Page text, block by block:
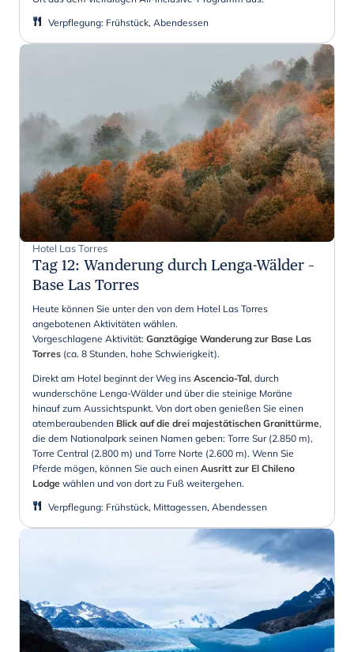
Verpflegung: Frühstück, Abendessen
Hotel Las Torres
Tag 12: Wanderung durch Lenga-Wälder –
Base Las Torres
Heute können Sie unter den von dem Hotel Las Torres
angebotenen Aktivitäten wählen.
Vorgeschlagene Aktivität: Ganztägige Wanderung zur Base Las
Torres (ca. 8 Stunden, hohe Schwierigkeit).
Direkt am Hotel beginnt der Weg ins Ascencio-Tal, durch
wunderschöne Lenga-Wälder und über die steinige Moräne
hinauf zum Aussichtspunkt. Von dort oben genießen Sie einen
atemberaubenden Blick auf die drei majestätischen Granittürme,
die dem Nationalpark seinen Namen geben: Torre Sur (2.850 m),
Torre Central (2.800 m) und Torre Norte (2.600 m). Wenn Sie
Pferde mögen, können Sie auch einen Ausritt zur El Chileno
Lodge wählen und von dort zu Fuß weitergehen.
Verpflegung: Frühstück, Mittagessen, Abendessen